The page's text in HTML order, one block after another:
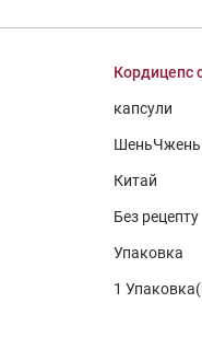
Кордицепс
капсули
ШеньЧжень
Китай
Без рецепту
Упаковка
1